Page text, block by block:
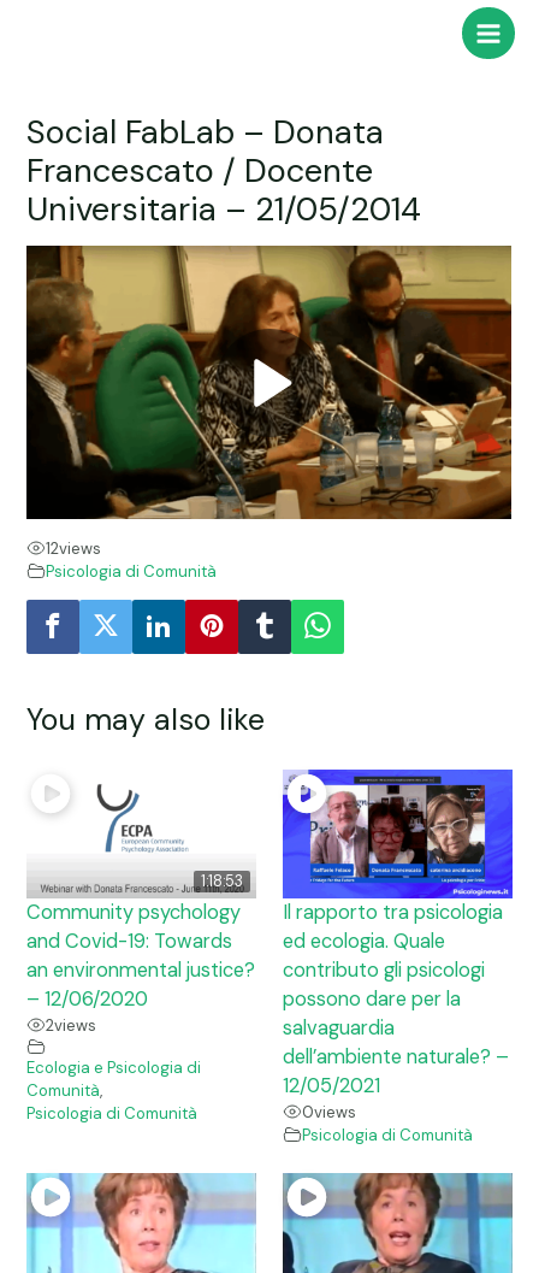
Main
Social FabLab – Donata
Francescato / Docente
Universitaria – 21/05/2014
12views
Psicologia di Comunità
You may also like
1:18:53
Community psychology
and Covid-19: Towards
an environmental justice?
– 12/06/2020
2views
Ecologia e Psicologia di
Comunità,
Psicologia di Comunità
Il rapporto tra psicologia
ed ecologia. Quale
contributo gli psicologi
possono dare per la
salvaguardia
dell’ambiente naturale? –
12/05/2021
0views
Psicologia di Comunità